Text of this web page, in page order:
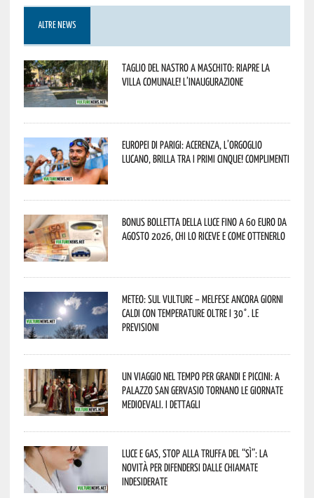
ALTRE NEWS
Taglio del nastro a Maschito: riapre la
Villa Comunale! L’inaugurazione
Europei di Parigi: Acerenza, l’orgoglio
lucano, brilla tra i primi cinque! Complimenti
Bonus bolletta della luce fino a 60 euro da
agosto 2026, chi lo riceve e come ottenerlo
Meteo: sul Vulture – melfese ancora giorni
caldi con temperature oltre i 30°. Le
previsioni
Un viaggio nel tempo per grandi e piccini: a
Palazzo San Gervasio tornano le Giornate
Medioevali. I dettagli
Luce e gas, stop alla truffa del “Sì”: la
novità per difendersi dalle chiamate
indesiderate